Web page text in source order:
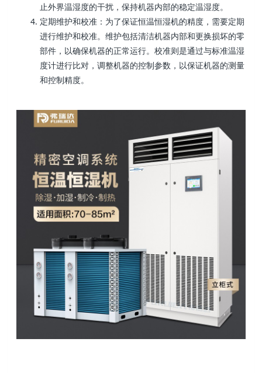
止外界温湿度的干扰，保持机器内部的稳定温湿度。
定期维护和校准：为了保证恒温恒湿机的精度，需要定期
进行维护和校准。维护包括清洁机器内部和更换损坏的零
部件，以确保机器的正常运行。校准则是通过与标准温湿
度计进行比对，调整机器的控制参数，以保证机器的测量
和控制精度。